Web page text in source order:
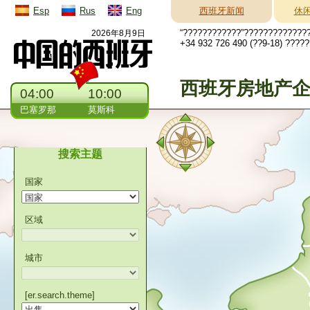
Esp Rus Eng 西班牙新闻 休
2026年8月9日
04:00
巴塞罗那
10:00
莫斯科
+34 932 726 490 (??9-18)
西班牙房地产
搜索主题
国家
区域
城市
[er.search.theme]